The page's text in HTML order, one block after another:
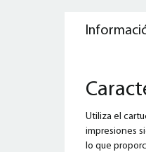
Utiliza el
impresiones
lo que